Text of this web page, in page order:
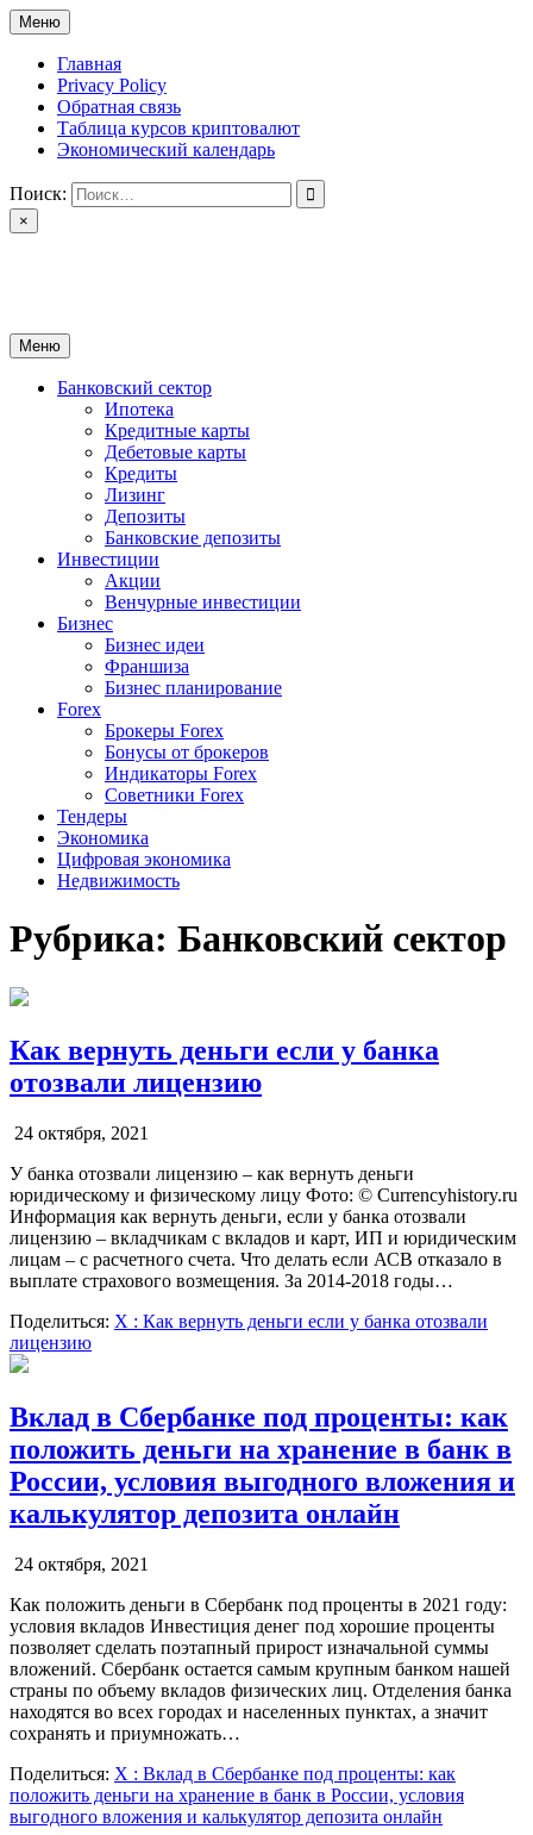
Перейти
к
содержимому
Меню
Главная
Privacy Policy
Обратная связь
Таблица курсов криптовалют
Экономический календарь
Поиск:
×
Меню
Банковский сектор
Ипотека
Кредитные карты
Дебетовые карты
Кредиты
Лизинг
Депозиты
Банковские депозиты
Инвестиции
Акции
Венчурные инвестиции
Бизнес
Бизнес идеи
Франшиза
Бизнес планирование
Forex
Брокеры Forex
Бонусы от брокеров
Индикаторы Forex
Советники Forex
Тендеры
Экономика
Цифровая экономика
Недвижимость
Рубрика: Банковский сектор
Как вернуть деньги если у банка
отозвали лицензию
24 октября, 2021
У банка отозвали лицензию – как вернуть деньги
юридическому и физическому лицу Фото: © Currencyhistory.ru
Информация как вернуть деньги, если у банка отозвали
лицензию – вкладчикам с вкладов и карт, ИП и юридическим
лицам – с расчетного счета. Что делать если АСВ отказало в
выплате страхового возмещения. За 2014-2018 годы…
Поделиться: X : Как вернуть деньги если у банка отозвали
лицензию
Вклад в Сбербанке под проценты: как
положить деньги на хранение в банк в
России, условия выгодного вложения и
калькулятор депозита онлайн
24 октября, 2021
Как положить деньги в Сбербанк под проценты в 2021 году:
условия вкладов Инвестиция денег под хорошие проценты
позволяет сделать поэтапный прирост изначальной суммы
вложений. Сбербанк остается самым крупным банком нашей
страны по объему вкладов физических лиц. Отделения банка
находятся во всех городах и населенных пунктах, а значит
сохранять и приумножать…
Поделиться: X : Вклад в Сбербанке под проценты: как
положить деньги на хранение в банк в России, условия
выгодного вложения и калькулятор депозита онлайн